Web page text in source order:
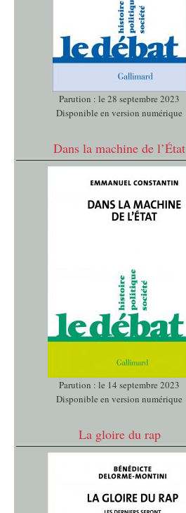
Parution : le 28 septembre 2023
Disponible en version numérique
Dans la machine de l’État
Parution : le 14 septembre 2023
Disponible en version numérique
La gloire du rap